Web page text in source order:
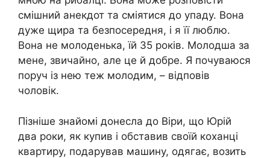
смішний анекдот та сміятися до упаду. Вона
дуже щира та безпосередня, і я її люблю.
Вона не молоденька, їй 35 років. Молодша за
мене, звичайно, але це й добре. Я почуваюся
поруч із нею теж молодим, – відповів
чоловік.
Пізніше знайомі донесла до Віри, що Юрій
два роки, як купив і обставив своїй коханці
квартиру, подарував машину, одягає, возить